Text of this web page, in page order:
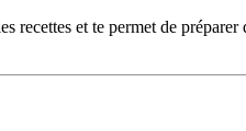
recettes et te permet de